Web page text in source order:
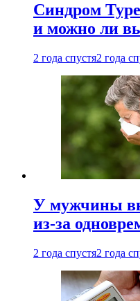
Синдром
и можно ли
2 года спустя2 года
У мужчины
из-за
2 года спустя2 года